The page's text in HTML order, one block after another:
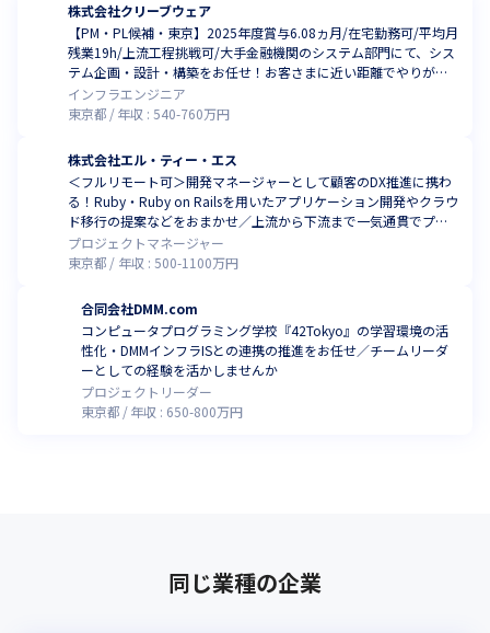
株式会社クリーブウェア
【PM・PL候補・東京】2025年度賞与6.08ヵ月/在宅勤務可/平均月
残業19h/上流工程挑戦可/大手金融機関のシステム部門にて、シス
テム企画・設計・構築をお任せ！お客さまに近い距離でやりがい
をもって働きませんか？
インフラエンジニア
東京都
年収 :540-760万円
株式会社エル・ティー・エス
＜フルリモート可＞開発マネージャーとして顧客のDX推進に携わ
る！Ruby・Ruby on Railsを用いたアプリケーション開発やクラウ
ド移行の提案などをおまかせ／上流から下流まで一気通貫でプロ
ジェクトに参画できます
プロジェクトマネージャー
東京都
年収 : 500-1100万円
合同会社DMM.com
コンピュータプログラミング学校『42Tokyo』の学習環境の活
性化・DMMインフラISとの連携の推進をお任せ／チームリーダ
ーとしての経験を活かしませんか
プロジェクトリーダー
東京都
年収 : 650-800万円
同じ業種の企業